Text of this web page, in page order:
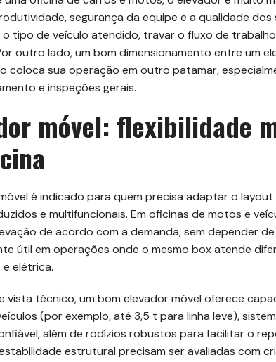
segurança da equipe e a qualidade dos
tipo de veículo atendido, travar o fluxo de
outro lado, um bom dimensionamento entre um
coloca sua operação em outro patamar,
e inspeções gerais.
móvel: flexibilidade
é indicado para quem precisa adaptar o
e multifuncionais. Em oficinas de motos e
de acordo com a demanda, sem depender
útil em operações onde o mesmo box atende
e elétrica.
vista técnico, um bom elevador móvel oferece
(por exemplo, até 3,5 t para linha leve),
além de rodízios robustos para facilitar o
estrutural precisam ser avaliadas com